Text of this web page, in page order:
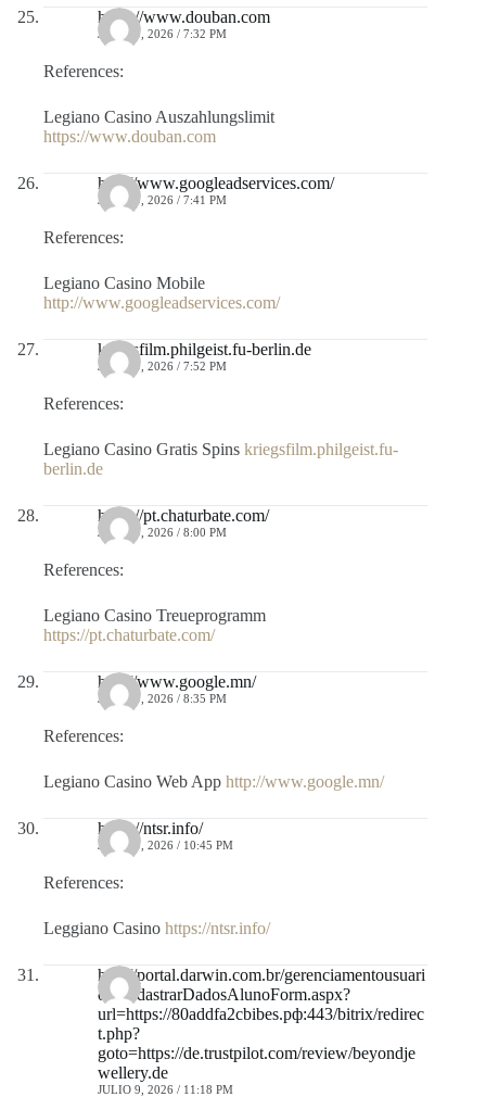
https://www.douban.com
JULIO 9, 2026 / 7:32 PM
References:
Legiano Casino Auszahlungslimit
https://www.douban.com
http://www.googleadservices.com/
JULIO 9, 2026 / 7:41 PM
References:
Legiano Casino Mobile
http://www.googleadservices.com/
kriegsfilm.philgeist.fu-berlin.de
JULIO 9, 2026 / 7:52 PM
References:
Legiano Casino Gratis Spins kriegsfilm.philgeist.fu-
berlin.de
https://pt.chaturbate.com/
JULIO 9, 2026 / 8:00 PM
References:
Legiano Casino Treueprogramm
https://pt.chaturbate.com/
http://www.google.mn/
JULIO 9, 2026 / 8:35 PM
References:
Legiano Casino Web App http://www.google.mn/
https://ntsr.info/
JULIO 9, 2026 / 10:45 PM
References:
Leggiano Casino https://ntsr.info/
http://portal.darwin.com.br/gerenciamentousuari
os/CadastrarDadosAlunoForm.aspx?
url=https://80addfa2cbibes.рф:443/bitrix/redirec
t.php?
goto=https://de.trustpilot.com/review/beyondje
wellery.de
JULIO 9, 2026 / 11:18 PM